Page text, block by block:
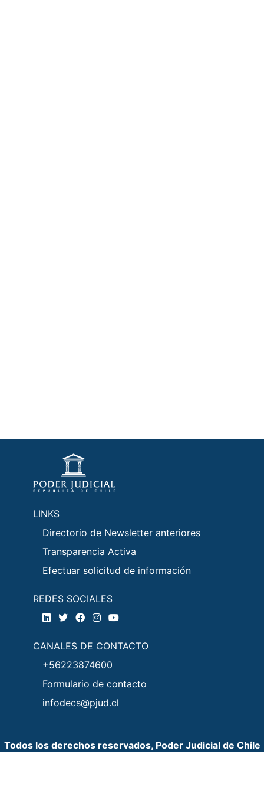
LINKS
Directorio de Newsletter anteriores
Transparencia Activa
Efectuar solicitud de información
REDES SOCIALES
CANALES DE CONTACTO
+56223874600
Formulario de contacto
infodecs@pjud.cl
Todos los derechos reservados, Poder Judicial de Chile